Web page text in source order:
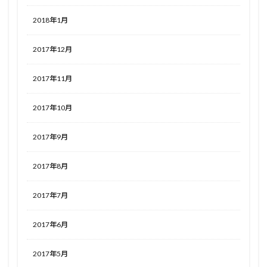
2018年1月
2017年12月
2017年11月
2017年10月
2017年9月
2017年8月
2017年7月
2017年6月
2017年5月